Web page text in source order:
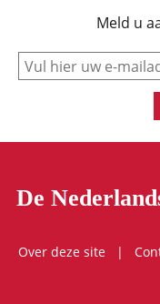
Meld u
De
Over deze site